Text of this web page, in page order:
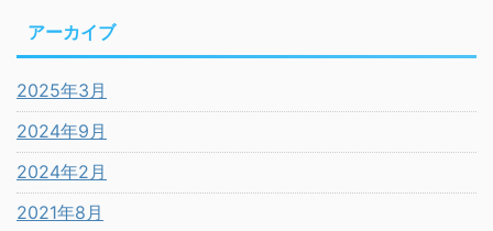
アーカイブ
2025年3月
2024年9月
2024年2月
2021年8月